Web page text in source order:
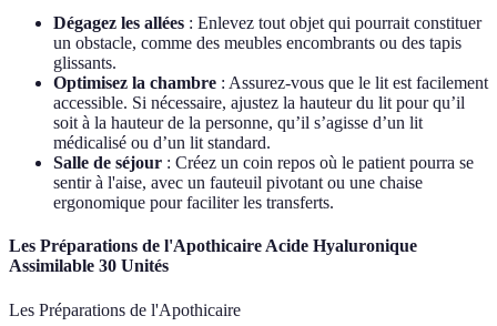
Dégagez les allées : Enlevez tout objet qui pourrait constituer
un obstacle, comme des meubles encombrants ou des tapis
glissants.
Optimisez la chambre : Assurez-vous que le lit est facilement
accessible. Si nécessaire, ajustez la hauteur du lit pour qu’il
soit à la hauteur de la personne, qu’il s’agisse d’un lit
médicalisé ou d’un lit standard.
Salle de séjour : Créez un coin repos où le patient pourra se
sentir à l'aise, avec un fauteuil pivotant ou une chaise
ergonomique pour faciliter les transferts.
Les Préparations de l'Apothicaire Acide Hyaluronique
Assimilable 30 Unités
Les Préparations de l'Apothicaire